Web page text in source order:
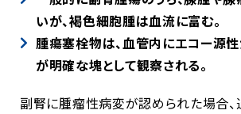
いが、褐色細胞腫は血流に富む。
腫瘍塞栓物は、血管内にエコー源
が明確な塊として観察される。
副腎に腫瘤性病変が認められた場合、